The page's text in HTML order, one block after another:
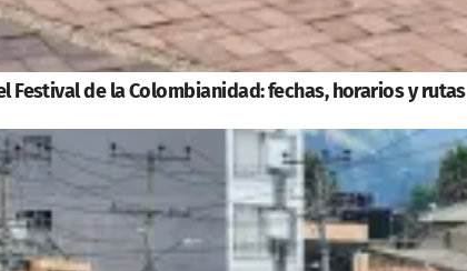
Festival de la Colombianidad: fechas, horarios y rutas